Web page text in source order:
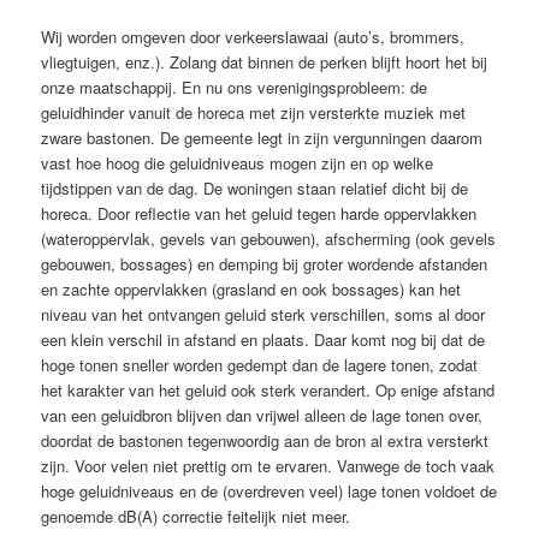
Wij worden omgeven door verkeerslawaai (auto’s, brommers,
vliegtuigen, enz.). Zolang dat binnen de perken blijft hoort het bij
onze maatschappij. En nu ons verenigingsprobleem: de
geluidhinder vanuit de horeca met zijn versterkte muziek met
zware bastonen. De gemeente legt in zijn vergunningen daarom
vast hoe hoog die geluidniveaus mogen zijn en op welke
tijdstippen van de dag. De woningen staan relatief dicht bij de
horeca. Door reflectie van het geluid tegen harde oppervlakken
(wateroppervlak, gevels van gebouwen), afscherming (ook gevels
gebouwen, bossages) en demping bij groter wordende afstanden
en zachte oppervlakken (grasland en ook bossages) kan het
niveau van het ontvangen geluid sterk verschillen, soms al door
een klein verschil in afstand en plaats. Daar komt nog bij dat de
hoge tonen sneller worden gedempt dan de lagere tonen, zodat
het karakter van het geluid ook sterk verandert. Op enige afstand
van een geluidbron blijven dan vrijwel alleen de lage tonen over,
doordat de bastonen tegenwoordig aan de bron al extra versterkt
zijn. Voor velen niet prettig om te ervaren. Vanwege de toch vaak
hoge geluidniveaus en de (overdreven veel) lage tonen voldoet de
genoemde dB(A) correctie feitelijk niet meer.